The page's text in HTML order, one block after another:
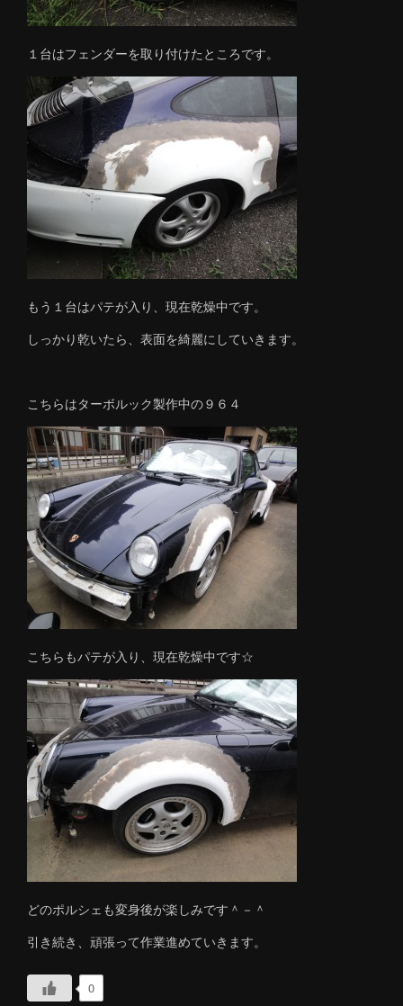
１台はフェンダーを取り付けたところです。
もう１台はパテが入り、現在乾燥中です。
しっかり乾いたら、表面を綺麗にしていきます。
こちらはターボルック製作中の９６４
こちらもパテが入り、現在乾燥中です☆
どのポルシェも変身後が楽しみです＾－＾
引き続き、頑張って作業進めていきます。
0